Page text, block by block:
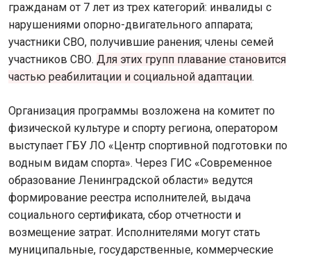
гражданам от 7 лет из трех категорий: инвалиды с
нарушениями опорно-двигательного аппарата;
участники СВО, получившие ранения; члены семей
участников СВО. Для этих групп плавание становится
частью реабилитации и социальной адаптации.
Организация программы возложена на комитет по
физической культуре и спорту региона, оператором
выступает ГБУ ЛО «Центр спортивной подготовки по
водным видам спорта». Через ГИС «Современное
образование Ленинградской области» ведутся
формирование реестра исполнителей, выдача
социального сертификата, сбор отчетности и
возмещение затрат. Исполнителями могут стать
муниципальные, государственные, коммерческие